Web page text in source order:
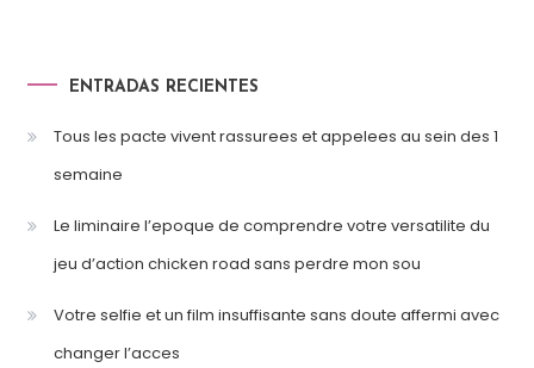
ENTRADAS RECIENTES
Tous les pacte vivent rassurees et appelees au sein des 1
semaine
Le liminaire l’epoque de comprendre votre versatilite du
jeu d’action chicken road sans perdre mon sou
Votre selfie et un film insuffisante sans doute affermi avec
changer l’acces